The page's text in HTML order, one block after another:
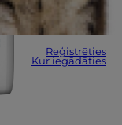
Reģistrēties
Kur iegādāties